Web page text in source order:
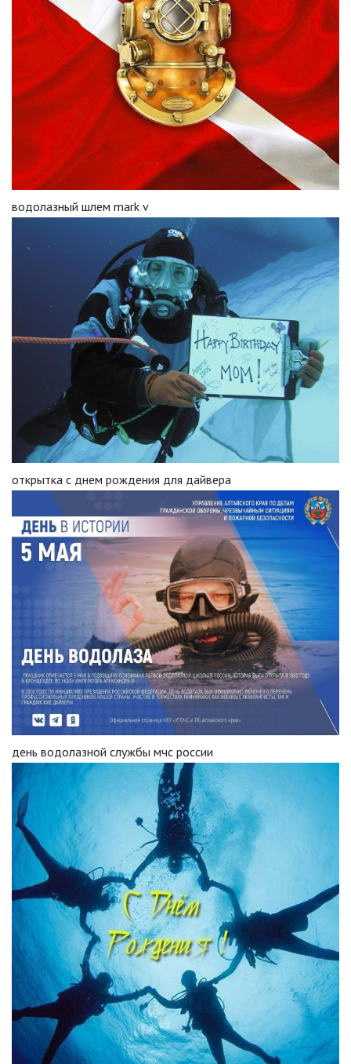
водолазный шлем mark v
открытка с днем рождения для дайвера
день водолазной службы мчс россии